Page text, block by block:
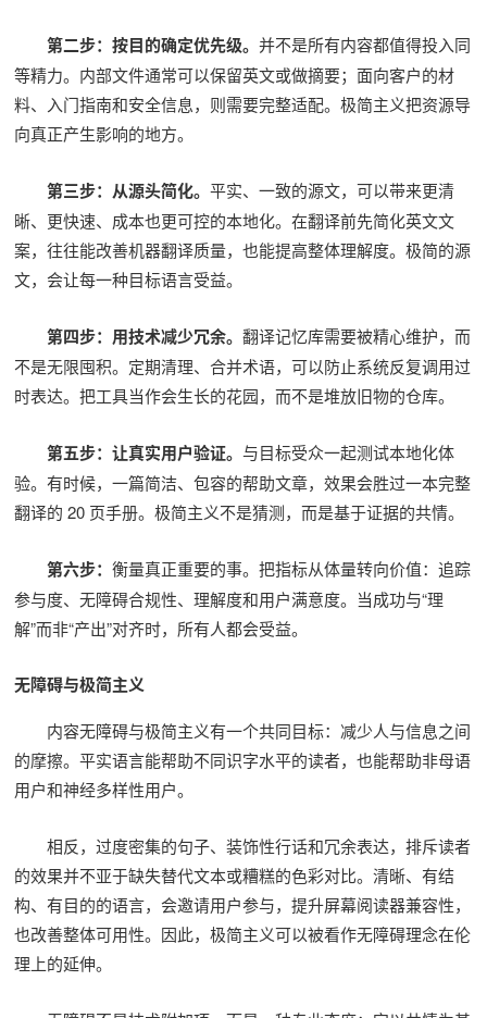
第二步：按目的确定优先级。并不是所有内容都值得投入同
等精力。内部文件通常可以保留英文或做摘要；面向客户的材
料、入门指南和安全信息，则需要完整适配。极简主义把资源导
向真正产生影响的地方。
第三步：从源头简化。平实、一致的源文，可以带来更清
晰、更快速、成本也更可控的本地化。在翻译前先简化英文文
案，往往能改善机器翻译质量，也能提高整体理解度。极简的源
文，会让每一种目标语言受益。
第四步：用技术减少冗余。翻译记忆库需要被精心维护，而
不是无限囤积。定期清理、合并术语，可以防止系统反复调用过
时表达。把工具当作会生长的花园，而不是堆放旧物的仓库。
第五步：让真实用户验证。与目标受众一起测试本地化体
验。有时候，一篇简洁、包容的帮助文章，效果会胜过一本完整
翻译的 20 页手册。极简主义不是猜测，而是基于证据的共情。
第六步：衡量真正重要的事。把指标从体量转向价值：追踪
参与度、无障碍合规性、理解度和用户满意度。当成功与“理
解”而非“产出”对齐时，所有人都会受益。
无障碍与极简主义
内容无障碍与极简主义有一个共同目标：减少人与信息之间
的摩擦。平实语言能帮助不同识字水平的读者，也能帮助非母语
用户和神经多样性用户。
相反，过度密集的句子、装饰性行话和冗余表达，排斥读者
的效果并不亚于缺失替代文本或糟糕的色彩对比。清晰、有结
构、有目的的语言，会邀请用户参与，提升屏幕阅读器兼容性，
也改善整体可用性。因此，极简主义可以被看作无障碍理念在伦
理上的延伸。